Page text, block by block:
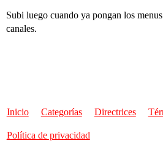
Subi luego cuando ya pongan los
canales.
Inicio Categorías Directrices
Política de privacidad